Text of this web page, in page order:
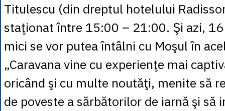
1 XDR
= 5.9383
1 ZAR= 0.2318
Titulescu (din dreptul hotelului
staţionat între 15:00 – 21:00. Şi azi,
mici se vor putea întâlni cu Moşul în
„Caravana vine cu experienţe mai
oricând şi cu multe noutăţi, menite să
de poveste a sărbătorilor de iarnă şi să